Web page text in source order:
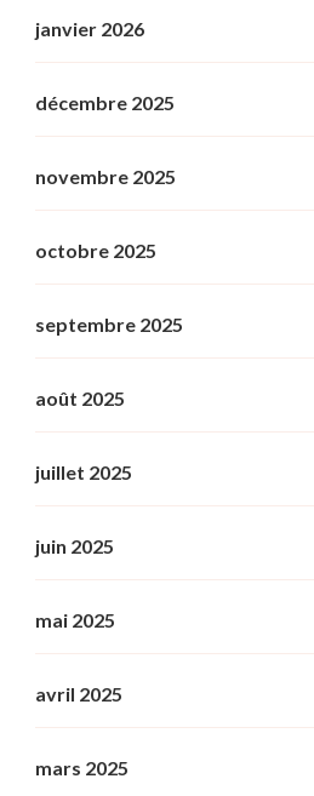
janvier 2026
décembre 2025
novembre 2025
octobre 2025
septembre 2025
août 2025
juillet 2025
juin 2025
mai 2025
avril 2025
mars 2025